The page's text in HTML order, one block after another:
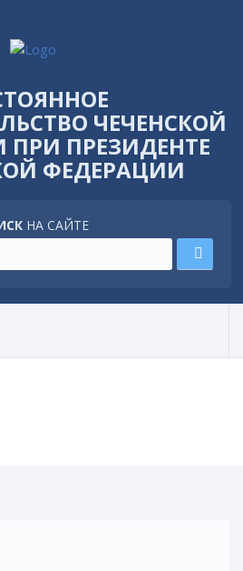
ЧЕЧЕНСКОЙ
ПРИ ПРЕЗИДЕНТЕ
ФЕДЕРАЦИИ
НА САЙТЕ